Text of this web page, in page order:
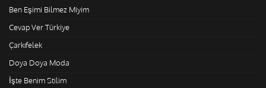
Ben Eşimi Bilmez Miyim
Cevap Ver Türkiye
Çarkıfelek
Doya Doya Moda
İşte Benim Stilim